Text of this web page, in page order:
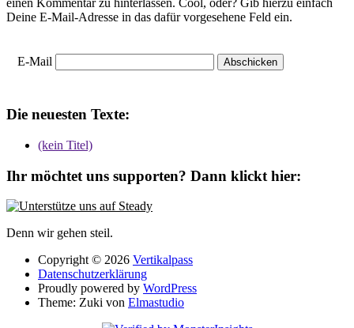
Deine E-Mail-Adresse in das dafür vorgesehene Feld ein.
E-Mail
Die neuesten Texte:
(kein Titel)
Ihr möchtet uns supporten? Dann klickt hier:
Denn wir gehen steil.
Copyright © 2026 Vertikalpass
Datenschutzerklärung
Proudly powered by WordPress
Theme: Zuki von Elmastudio